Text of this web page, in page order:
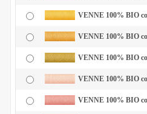
VENNE 100% BIO
VENNE 100% BIO
VENNE 100% BIO
VENNE 100% BIO
VENNE 100% BIO